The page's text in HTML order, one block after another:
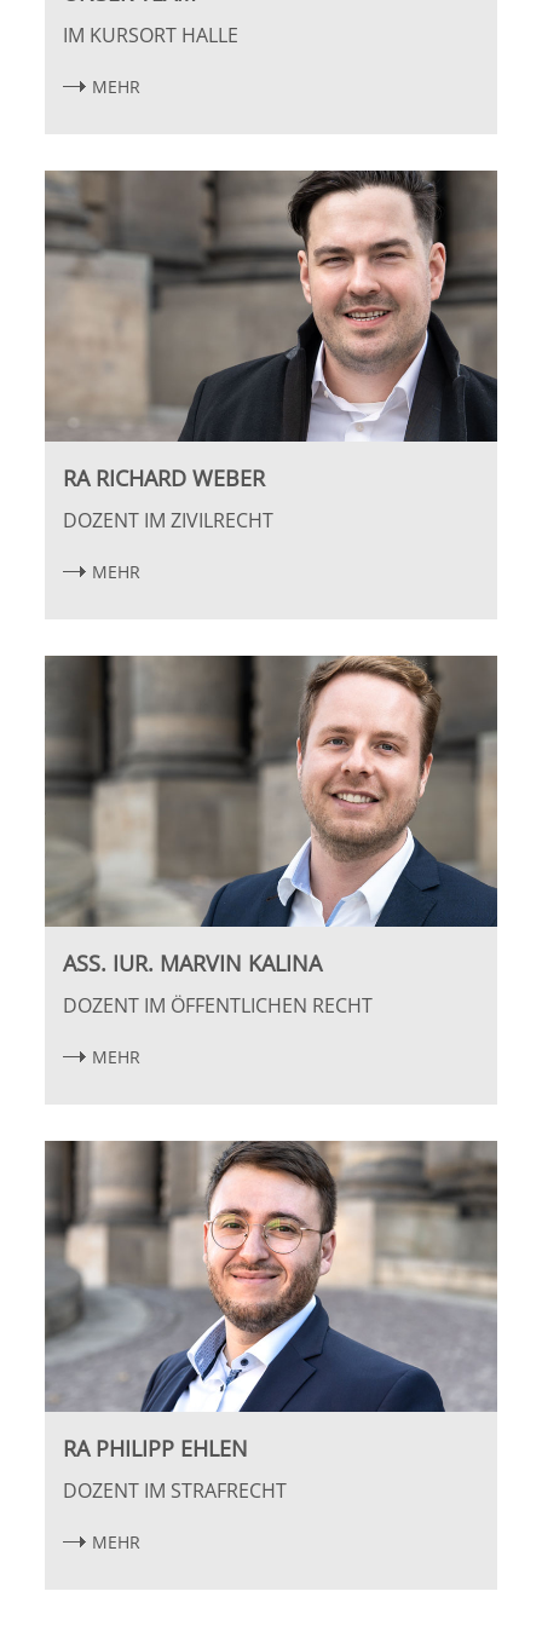
IM KURSORT HALLE
MEHR
RA RICHARD WEBER
DOZENT IM ZIVILRECHT
MEHR
ASS. IUR. MARVIN KALINA
DOZENT IM ÖFFENTLICHEN RECHT
MEHR
RA PHILIPP EHLEN
DOZENT IM STRAFRECHT
MEHR
Bremen
Erlangen
Frankfurt/Main
Frankfurt/O.
Gießen
Greifswald
Hamburg
Heidelberg
Jena
Konstanz
Mainz
Mannheim
Marburg
Münster
Franziska Görlitz